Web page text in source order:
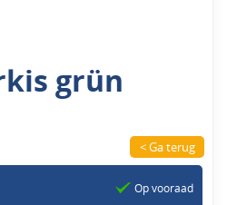
grün
< Ga terug
Op vooraad